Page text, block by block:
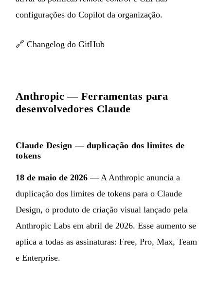
configurações do Copilot da organização.
🔗 Changelog do GitHub
Anthropic — Ferramentas para
desenvolvedores Claude
Claude Design — duplicação dos limites de
tokens
18 de maio de 2026 — A Anthropic anuncia a
duplicação dos limites de tokens para o Claude
Design, o produto de criação visual lançado pela
Anthropic Labs em abril de 2026. Esse aumento se
aplica a todas as assinaturas: Free, Pro, Max, Team
e Enterprise.